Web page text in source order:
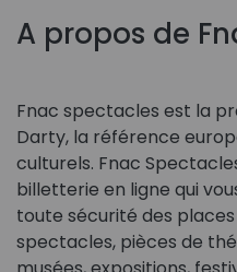
A propos de
Fnac spectacles est la
Darty, la référence
culturels. Fnac
billetterie en ligne qui
toute sécurité des
spectacles, pièces de